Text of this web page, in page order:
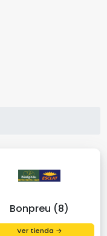
Bonpreu (8)
Ver tienda →